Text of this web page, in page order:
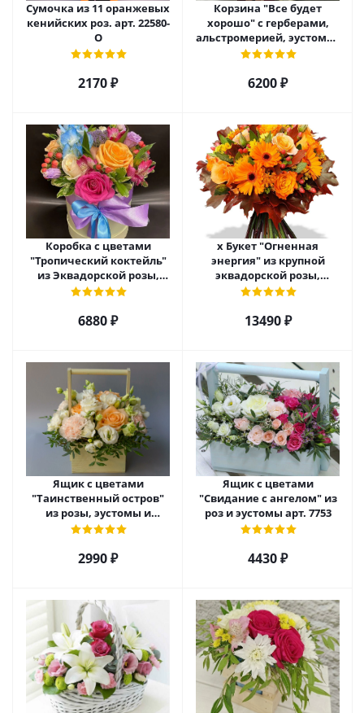
Сумочка из 11 оранжевых
кенийских роз. арт. 22580-
О
2170 ₽
Корзина "Все будет
хорошо" с герберами,
альстромерией, эустомой
и хризантемой арт. 22461
6200 ₽
Коробка с цветами
"Тропический коктейль"
из Эквадорской розы,
эустомы, альстромерии
6880 ₽
х Букет "Огненная
энергия" из крупной
эквадорской розы,
гиперикума и гермини.
13490 ₽
Ящик с цветами
"Таинственный остров"
из розы, эустомы и
диантуса арт. 7754
2990 ₽
Ящик с цветами
"Свидание с ангелом" из
роз и эустомы арт. 7753
4430 ₽